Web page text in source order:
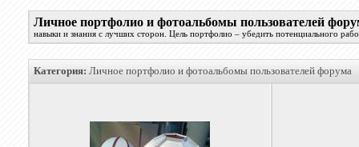
Личное портфолио и фотоальбомы пользователей
навыки и знания с лучших сторон. Цель портфолио – убедить потенциального
Категория: Личное портфолио и фотоальбомы пользователей форума